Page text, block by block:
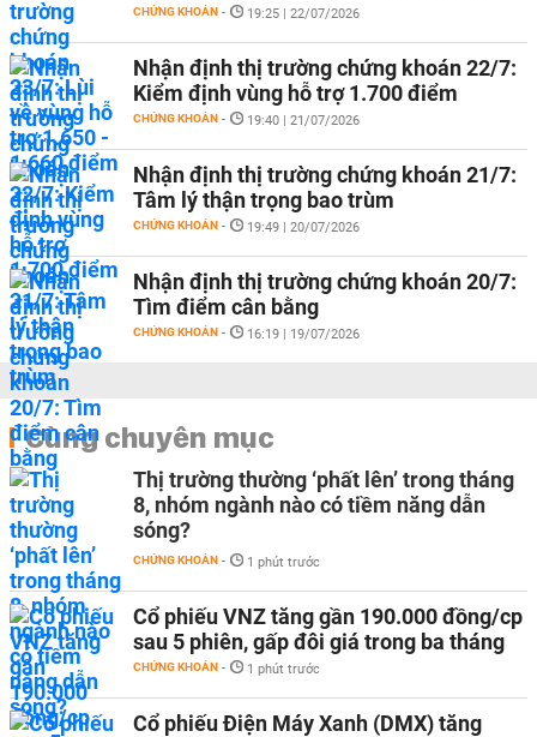
CHỨNG KHOÁN - 19:25 | 22/07/2026
Nhận định thị trường chứng khoán 22/7:
Kiểm định vùng hỗ trợ 1.700 điểm
CHỨNG KHOÁN - 19:40 | 21/07/2026
Nhận định thị trường chứng khoán 21/7:
Tâm lý thận trọng bao trùm
CHỨNG KHOÁN - 19:49 | 20/07/2026
Nhận định thị trường chứng khoán 20/7:
Tìm điểm cân bằng
CHỨNG KHOÁN - 16:19 | 19/07/2026
Cùng chuyên mục
Thị trường thường ‘phất lên’ trong tháng
8, nhóm ngành nào có tiềm năng dẫn
sóng?
CHỨNG KHOÁN - 1 phút trước
Cổ phiếu VNZ tăng gần 190.000 đồng/cp
sau 5 phiên, gấp đôi giá trong ba tháng
CHỨNG KHOÁN - 1 phút trước
Cổ phiếu Điện Máy Xanh (DMX) tăng